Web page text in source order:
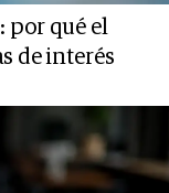
qué el
de interés